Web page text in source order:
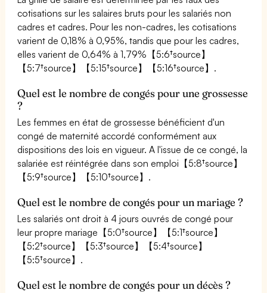
cotisations sur les salaires bruts pour les salariés non
cadres et cadres. Pour les non-cadres, les cotisations
varient de 0,18% à 0,95%, tandis que pour les cadres,
elles varient de 0,64% à 1,79%【5:6†source】
【5:7†source】【5:15†source】【5:16†source】.
Quel est le nombre de congés pour une grossesse
?
Les femmes en état de grossesse bénéficient d'un
congé de maternité accordé conformément aux
dispositions des lois en vigueur. A l'issue de ce congé, la
salariée est réintégrée dans son emploi【5:8†source】
【5:9†source】【5:10†source】.
Quel est le nombre de congés pour un mariage ?
Les salariés ont droit à 4 jours ouvrés de congé pour
leur propre mariage【5:0†source】【5:1†source】
【5:2†source】【5:3†source】【5:4†source】
【5:5†source】.
Quel est le nombre de congés pour un décès ?